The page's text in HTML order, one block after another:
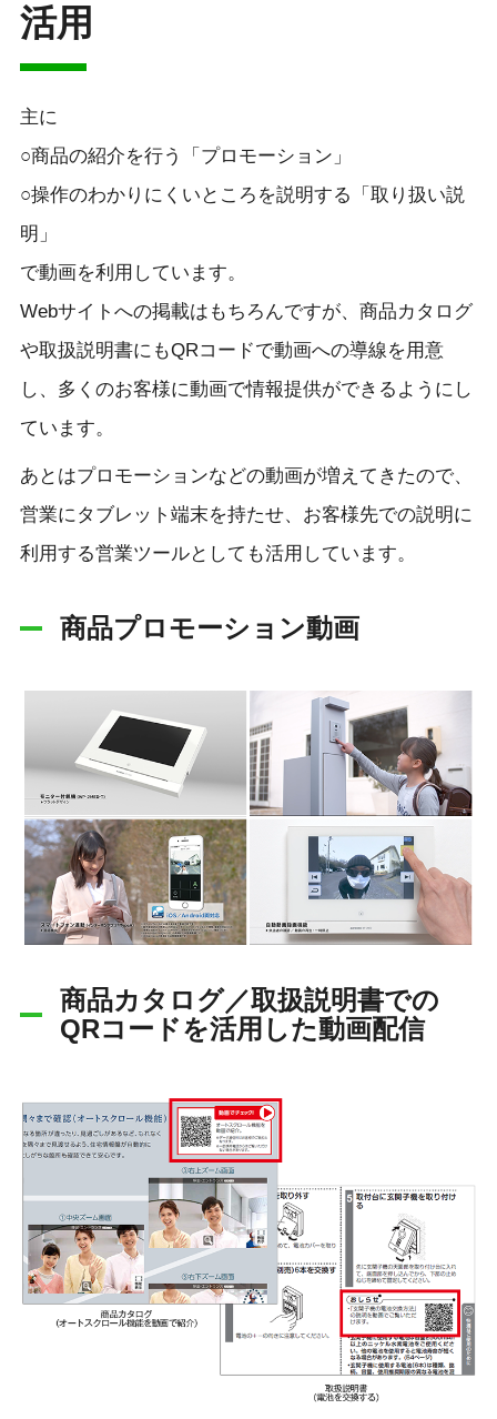
活用
主に
○商品の紹介を行う「プロモーション」
○操作のわかりにくいところを説明する「取り扱い説
明」
で動画を利用しています。
Webサイトへの掲載はもちろんですが、商品カタログ
や取扱説明書にもQRコードで動画への導線を用意
し、多くのお客様に動画で情報提供ができるようにし
ています。
あとはプロモーションなどの動画が増えてきたので、
営業にタブレット端末を持たせ、お客様先での説明に
利用する営業ツールとしても活用しています。
商品プロモーション動画
商品カタログ／取扱説明書での
QRコードを活用した動画配信